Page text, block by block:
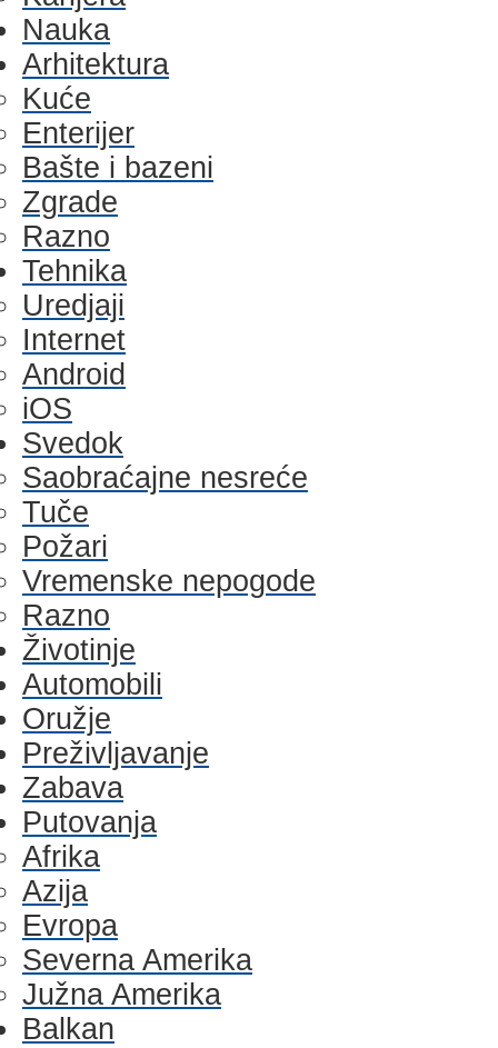
Nauka
Arhitektura
Kuće
Enterijer
Bašte i bazeni
Zgrade
Razno
Tehnika
Uredjaji
Internet
Android
iOS
Svedok
Saobraćajne nesreće
Tuče
Požari
Vremenske nepogode
Razno
Životinje
Automobili
Oružje
Preživljavanje
Zabava
Putovanja
Afrika
Azija
Evropa
Severna Amerika
Južna Amerika
Balkan